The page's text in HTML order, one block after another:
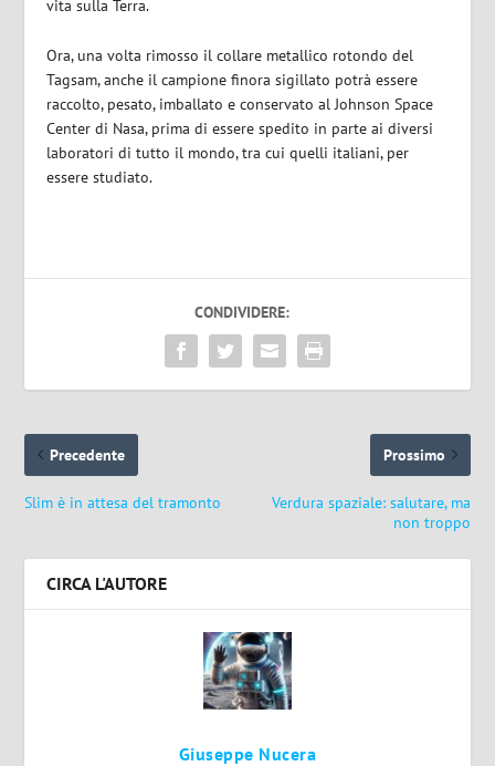
vita sulla Terra.
Ora, una volta rimosso il collare metallico rotondo del
Tagsam, anche il campione finora sigillato potrà essere
raccolto, pesato, imballato e conservato al Johnson Space
Center di Nasa, prima di essere spedito in parte ai diversi
laboratori di tutto il mondo, tra cui quelli italiani, per
essere studiato.
CONDIVIDERE:
Precedente
Slim è in attesa del tramonto
Prossimo
Verdura spaziale: salutare, ma
non troppo
CIRCA L'AUTORE
Giuseppe Nucera